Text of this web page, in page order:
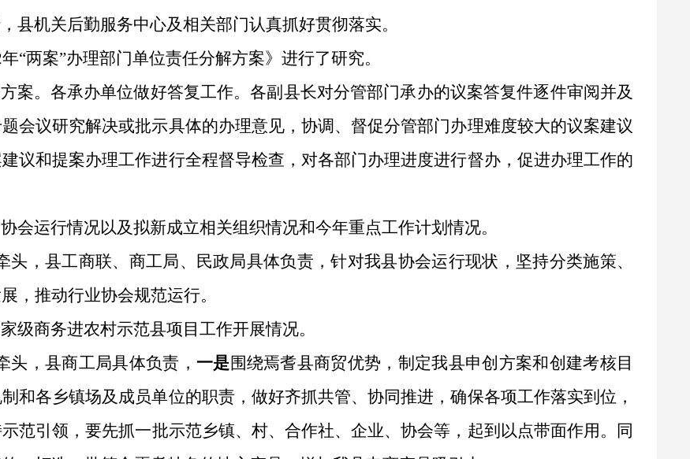
县机关后勤服务中心及相关部门认真抓好贯彻落实。
年“两案”办理部门单位责任分解方案》进行了研究。
案。各承办单位做好答复工作。各副县长对分管部门承办的议案答复件逐件审阅并及
会议研究解决或批示具体的办理意见，协调、督促分管部门办理难度较大的议案建议
议和提案办理工作进行全程督导检查，对各部门办理进度进行督办，促进办理工作的
会运行情况以及拟新成立相关组织情况和今年重点工作计划情况。
头， 县工商联、商工局、民政局具体负责，针对我县协会运行现状，坚持分类施策、
，推动行业协会规范运行。
级商务进农村示范县项目工作开展情况。
头， 县商工局具体负责， 一是围绕焉耆县商贸优势，制定我县申创方案和创建考核目
和各乡镇场及成员单位的职责，做好齐抓共管、协同推进，确保各项工作落实到位，
范引领，要先抓一批示范乡镇、村、合作社、企业、协会等，起到以点带面作用。同